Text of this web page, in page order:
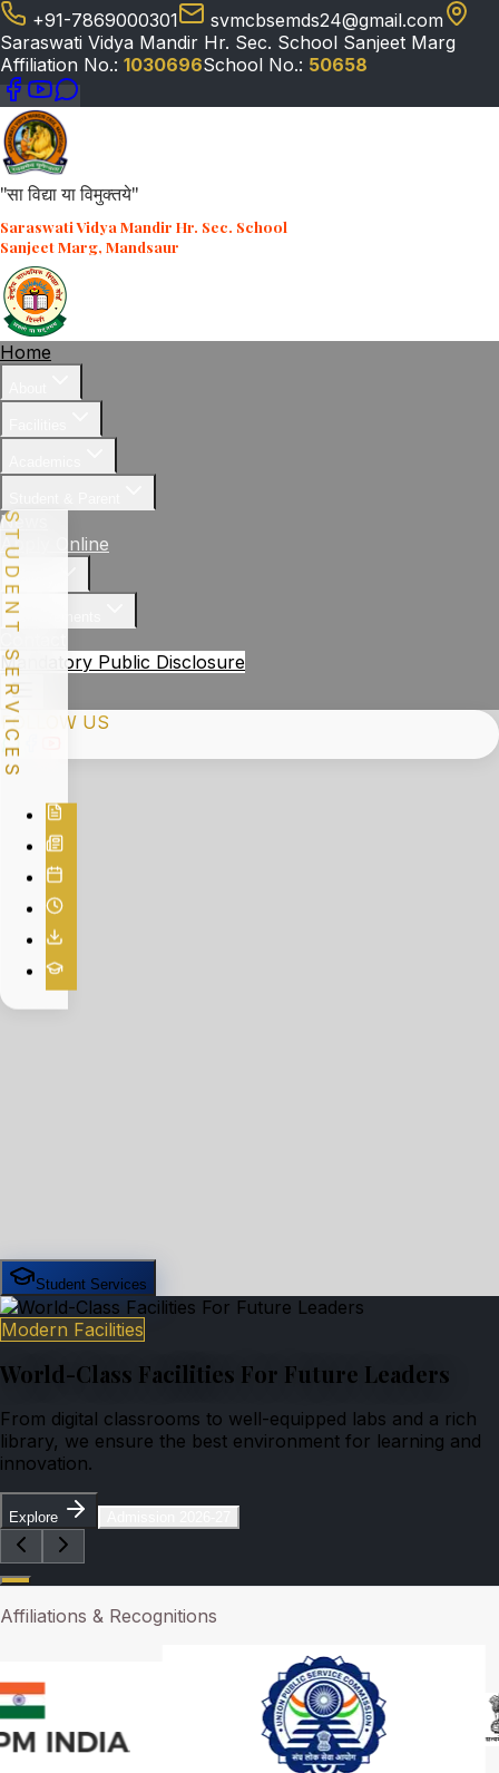
+91-7869000301
svmcbsemds24@gmail.com
Saraswati Vidya Mandir Hr. Sec. School Sanjeet Marg
Affiliation No.: 1030696School No.: 50658
"सा विद्या या विमुक्तये"
Saraswati Vidya Mandir Hr. Sec. School
Sanjeet Marg, Mandsaur
Home
News
Apply Online
Gallery
Achievements
Mandatory Public Disclosure
FOLLOW US
STUDENT SERVICES
Student Services
Modern Facilities
World-Class Facilities For Future Leaders
From digital classrooms to well-equipped labs and a rich
library, we ensure the best environment for learning and
innovation.
Explore
Affiliations & Recognitions